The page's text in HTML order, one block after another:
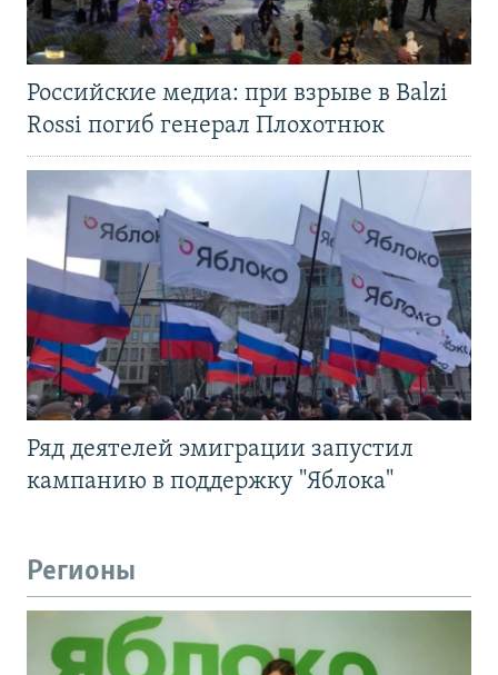
Российские медиа: при взрыве в Balzi
Rossi погиб генерал Плохотнюк
Ряд деятелей эмиграции запустил
кампанию в поддержку "Яблока"
Регионы